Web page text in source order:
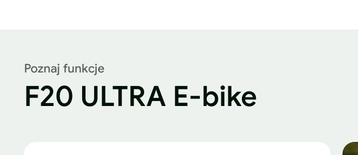
Poznaj funkcje
F20 ULTRA E-bike